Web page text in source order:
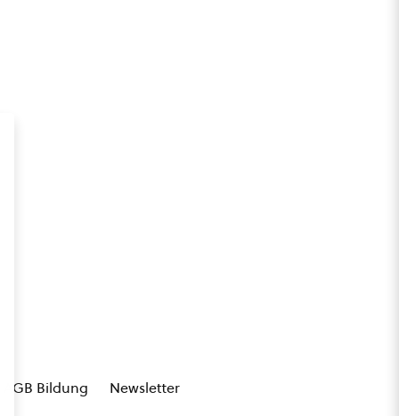
AGB Bildung Newsletter